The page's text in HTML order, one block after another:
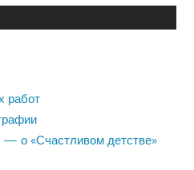
работ
— о «Счастливом детстве»